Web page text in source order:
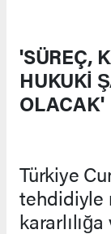
'SÜREÇ,
HUKUKİ
OLACAK'
Türkiye
tehdidiyle